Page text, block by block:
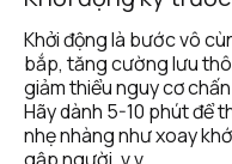
Khởi động là bước vô
bắp, tăng cường lưu
giảm thiểu nguy cơ
Hãy dành 5-10 phút để
nhẹ nhàng như xoay